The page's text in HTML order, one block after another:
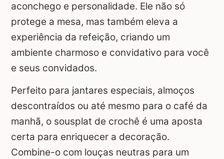
aconchego e personalidade. Ele não só
protege a mesa, mas também eleva a
experiência da refeição, criando um
ambiente charmoso e convidativo para você
e seus convidados.
Perfeito para jantares especiais, almoços
descontraídos ou até mesmo para o café da
manhã, o sousplat de crochê é uma aposta
certa para enriquecer a decoração.
Combine-o com louças neutras para um